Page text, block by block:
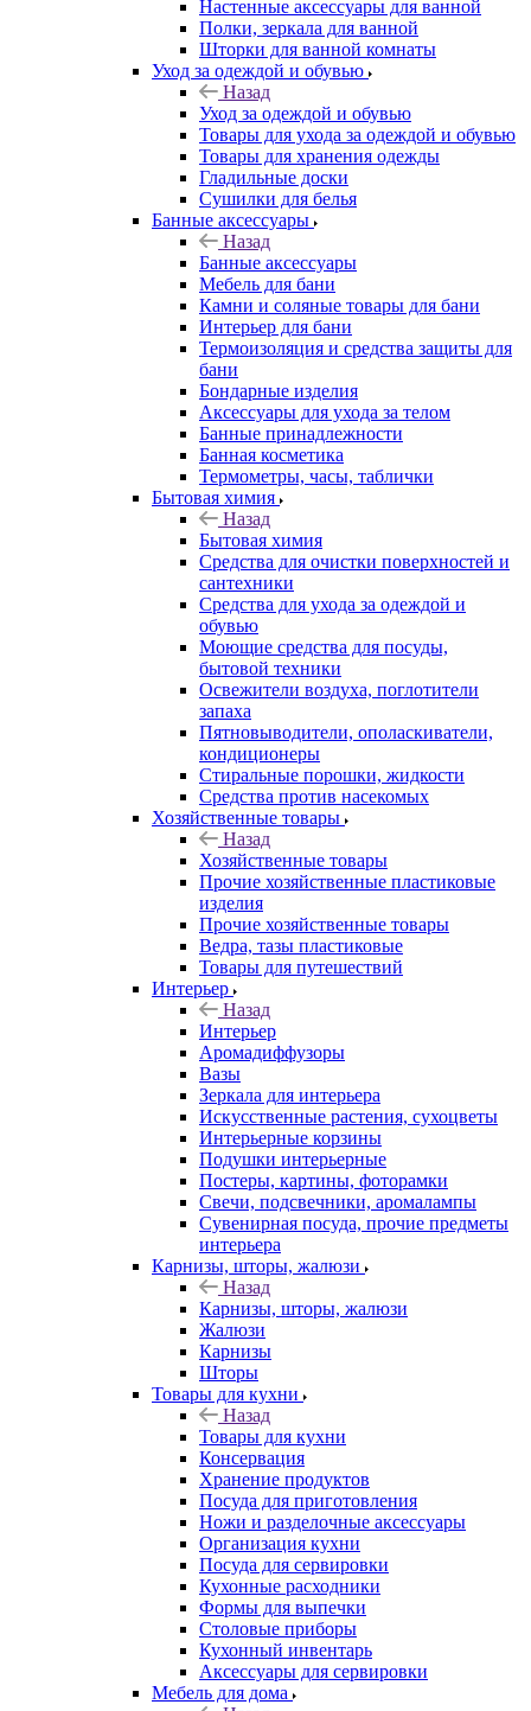
Настенные аксессуары для ванной
Полки, зеркала для ванной
Шторки для ванной комнаты
Уход за одеждой и обувью
Назад
Уход за одеждой и обувью
Товары для ухода за одеждой и обувью
Товары для хранения одежды
Гладильные доски
Сушилки для белья
Банные аксессуары
Назад
Банные аксессуары
Мебель для бани
Камни и соляные товары для бани
Интерьер для бани
Термоизоляция и средства защиты для
бани
Бондарные изделия
Аксеcсуары для ухода за телом
Банные принадлежности
Банная косметика
Термометры, часы, таблички
Бытовая химия
Назад
Бытовая химия
Средства для очистки поверхностей и
сантехники
Средства для ухода за одеждой и
обувью
Моющие средства для посуды,
бытовой техники
Освежители воздуха, поглотители
запаха
Пятновыводители, ополаскиватели,
кондиционеры
Стиральные порошки, жидкости
Средства против насекомых
Хозяйственные товары
Назад
Хозяйственные товары
Прочие хозяйственные пластиковые
изделия
Прочие хозяйственные товары
Ведра, тазы пластиковые
Товары для путешествий
Интерьер
Назад
Интерьер
Аромадиффузоры
Вазы
Зеркала для интерьера
Искусственные растения, сухоцветы
Интерьерные корзины
Подушки интерьерные
Постеры, картины, фоторамки
Свечи, подсвечники, аромалампы
Сувенирная посуда, прочие предметы
интерьера
Карнизы, шторы, жалюзи
Назад
Карнизы, шторы, жалюзи
Жалюзи
Карнизы
Шторы
Товары для кухни
Назад
Товары для кухни
Консервация
Хранение продуктов
Посуда для приготовления
Ножи и разделочные аксессуары
Организация кухни
Посуда для сервировки
Кухонные расходники
Формы для выпечки
Столовые приборы
Кухонный инвентарь
Аксессуары для сервировки
Мебель для дома